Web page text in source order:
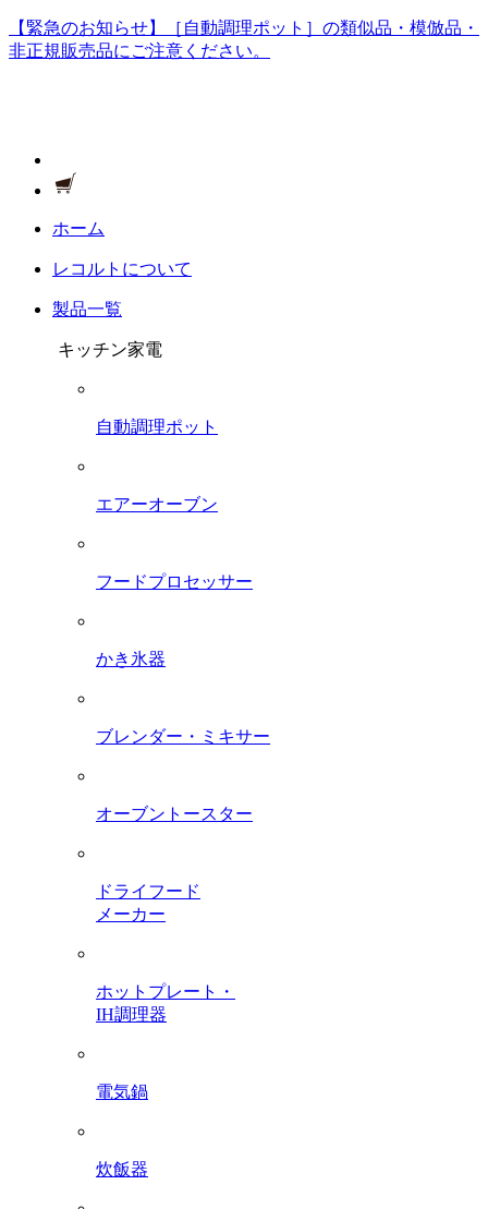
【緊急のお知らせ】［自動調理ポット］の類似品・模倣品・
非正規販売品にご注意ください。
ホーム
レコルトについて
製品一覧
キッチン家電
自動調理ポット
エアーオーブン
フードプロセッサー
かき氷器
ブレンダー・ミキサー
オーブントースター
ドライフード
メーカー
ホットプレート・
IH調理器
電気鍋
炊飯器